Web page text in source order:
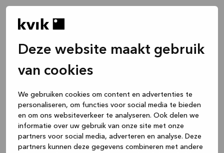
Deze website maakt gebruik
van cookies
We gebruiken cookies om content en advertenties te
personaliseren, om functies voor social media te bieden
en om ons websiteverkeer te analyseren. Ook delen we
informatie over uw gebruik van onze site met onze
partners voor social media, adverteren en analyse. Deze
partners kunnen deze gegevens combineren met andere